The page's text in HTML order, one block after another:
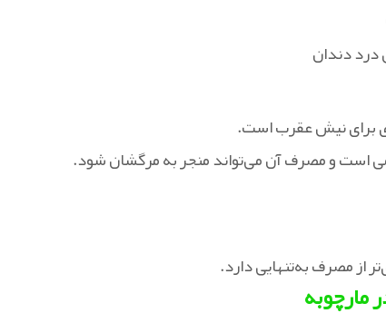
دندان
برای نیش عقرب است.
است و مصرف آن می‌تواند منجر به مرگشان شود.
از مصرف به‌تنهایی دارد.